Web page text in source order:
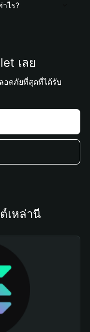
ไร?
เลย
อดภัยที่สุดที่ได้รับ
เหล่านี้